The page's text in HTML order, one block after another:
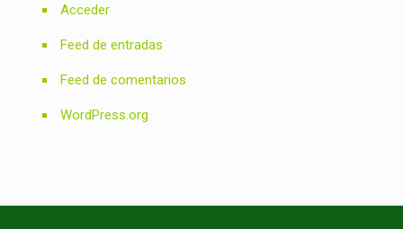
Acceder
Feed de entradas
Feed de comentarios
WordPress.org